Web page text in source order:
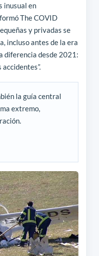
inusual en
The COVID
y privadas se
incluso antes de la era
diferencia desde 2021:
la guía central
extremo,